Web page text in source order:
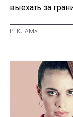
выехать за